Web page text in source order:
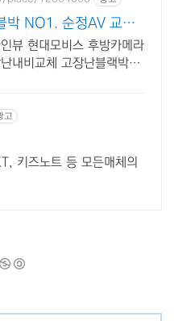
박 NO1. 순정AV 교체
뷰 현대모비스 후방카메라
내비교체 고장난블랙박스
고
키즈노트 등 모든매체의